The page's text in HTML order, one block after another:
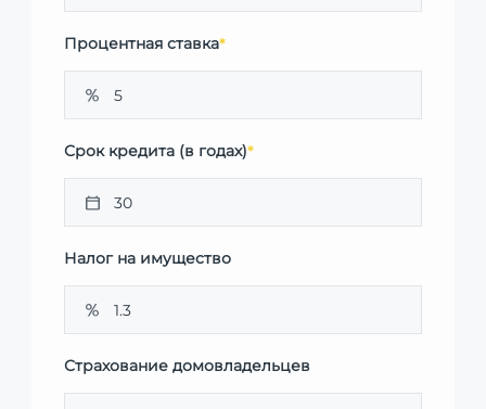
Процентная ставка*
Срок кредита (в годах)*
Налог на имущество
Страхование домовладельцев